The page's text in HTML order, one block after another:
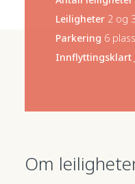
Leiligheter2 og
Parkering 6
Innflyttingsklart
Om